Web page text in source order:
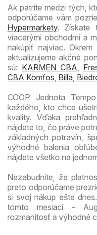
Ak patríte medzi tých,
odporúčame vám
Hypermarkety. Získate
viacerými obchodmi a
nakúpiť najviac.
aktualizujeme akčné
sú: KARMEN CBA,
CBA Komfos, Billa,
COOP Jednota
každého, kto chce
kvality. Vďaka
nájdete to, čo práve
základných potravín,
výhodné balenia
nájdete všetko na
Nezabudnite, že
preto odporúčame
si svoj nákup ešte
tomto mesiaci -
rozmanitosť a výhodné